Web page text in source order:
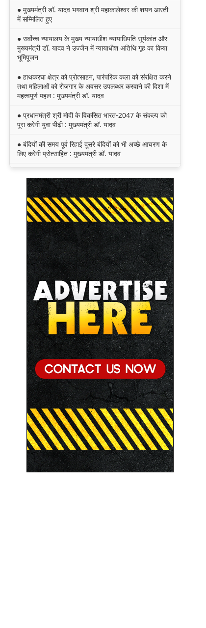
● मुख्यमंत्री डॉ. यादव भगवान श्री महाकालेश्‍वर की शयन आरती
में सम्मिलित हुए
● सर्वोच्च न्यायालय के मुख्‍य न्‍यायाधीश न्यायाधिपति सूर्यकांत और
मुख्यमंत्री डॉ. यादव ने उज्जैन में न्यायाधीश अतिथि गृह का किया
भूमिपूजन
● हाथकरघा क्षेत्र को प्रोत्साहन, पारंपरिक कला को संरक्षित करने
तथा महिलाओं को रोजगार के अवसर उपलब्धर करवाने की दिशा में
महत्वपूर्ण पहल : मुख्यमंत्री डॉ. यादव
● प्रधानमंत्री श्री मोदी के विकसित भारत-2047 के संकल्प को
पूरा करेगी युवा पीढ़ी : मुख्यमंत्री डॉ. यादव
● बंदियों की समय पूर्व रिहाई दूसरे बंदियों को भी अच्छे आचरण के
लिए करेगी प्रोत्साहित : मुख्यमंत्री डॉ. यादव
● छिंदवाड़ा को औद्योगिक हब बनाने की दिशा में तेज होंगे प्रयास :
मुख्यमंत्री डॉ. यादव
● जन सेवा में संवेदनशीलता ही सुशासन की पहचान : मुख्यमंत्री
डॉ. यादव
● प्रशिक्षु छात्राएं आत्मविश्वास रखें, तकनीकी दक्षता के साथ
अपनी जड़ों से जुड़े : मुख्यमंत्री डॉ. यादव